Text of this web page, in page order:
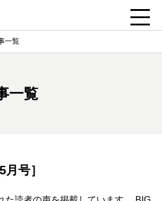
一覧
一覧
号］